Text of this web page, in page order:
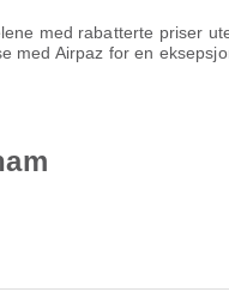
med rabatterte priser
Airpaz for en